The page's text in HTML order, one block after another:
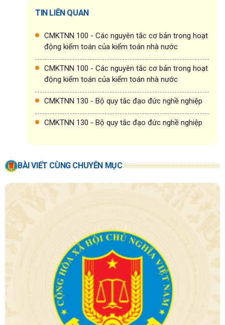
TIN LIÊN QUAN
CMKTNN 100 - Các nguyên tắc cơ bản trong hoạt
động kiểm toán của kiểm toán nhà nước
CMKTNN 100 - Các nguyên tắc cơ bản trong hoạt
động kiểm toán của kiểm toán nhà nước
CMKTNN 130 - Bộ quy tắc đạo đức nghề nghiệp
CMKTNN 130 - Bộ quy tắc đạo đức nghề nghiệp
BÀI VIẾT CÙNG CHUYÊN MỤC